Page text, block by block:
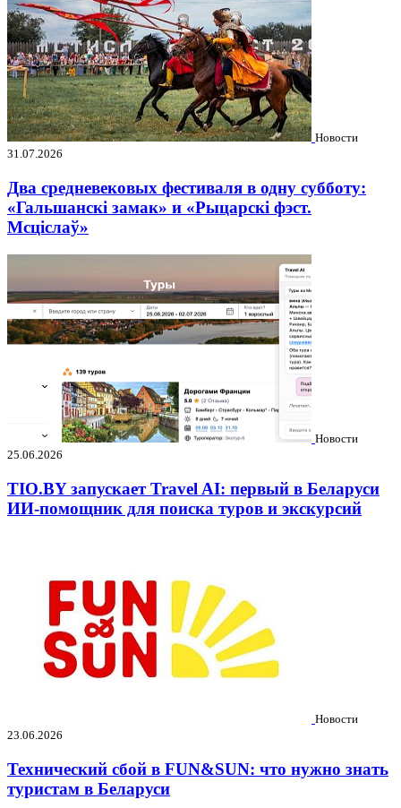
Новости
31.07.2026
Два средневековых фестиваля в одну субботу:
«Гальшанскі замак» и «Рыцарскі фэст.
Мсціслаў»
Новости
25.06.2026
TIO.BY запускает Travel AI: первый в Беларуси
ИИ-помощник для поиска туров и экскурсий
Новости
23.06.2026
Технический сбой в FUN&SUN: что нужно знать
туристам в Беларуси